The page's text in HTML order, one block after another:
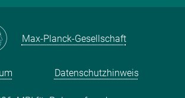
Max-Planck-Gesellschaft
Datenschutzhinweis